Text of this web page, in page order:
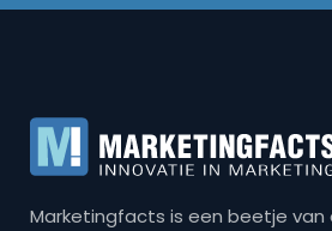
Marketingfacts is een beetje van